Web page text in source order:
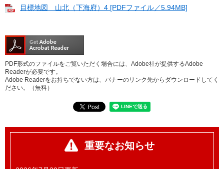
目標地図 山北（下海府）4 [PDFファイル／5.94MB]
PDF形式のファイルをご覧いただく場合には、Adobe社が提供するAdobe
Readerが必要です。
Adobe Readerをお持ちでない方は、バナーのリンク先からダウンロードしてく
ださい。（無料）
重要なお知らせ